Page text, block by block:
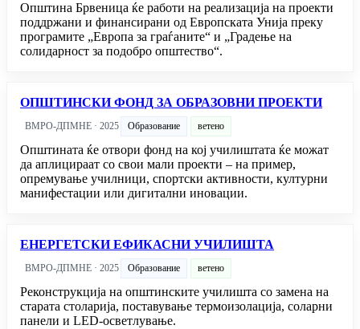
Општина Брвеница ќе работи на реализација на проекти
поддржани и финансирани од Европската Унија преку
програмите „Европа за граѓаните“ и „Градење на
солидарност за подобро општество“.
ОПШТИНСКИ ФОНД ЗА ОБРАЗОВНИ ПРОЕКТИ
ВМРО-ДПМНЕ · 2025 Образование ветено
Општината ќе отвори фонд на кој училиштата ќе можат
да аплицираат со свои мали проекти – на пример,
опремување училници, спортски активности, културни
манифестации или дигитални иновации.
ЕНЕРГЕТСКИ ЕФИКАСНИ УЧИЛИШТА
ВМРО-ДПМНЕ · 2025 Образование ветено
Реконструкција на општинските училишта со замена на
старата столарија, поставување термоизолација, соларни
панели и LED-осветлување.